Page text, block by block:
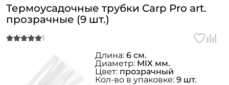
Термоусадочные трубки Carp Pro art.
прозрачные (9 шт.)
Длина: 6 см.
Диаметр: MIX мм.
Цвет: прозрачный
Кол-во в упаковке: 9 шт.